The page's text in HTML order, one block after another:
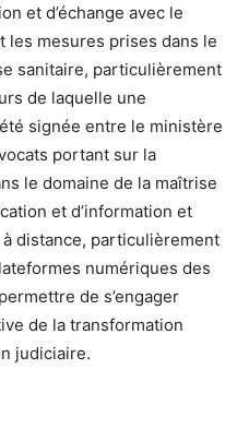
et d’échange avec le
les mesures prises dans le
sanitaire, particulièrement
de laquelle une
signée entre le ministère
portant sur la
le domaine de la maîtrise
et d’information et
distance, particulièrement
numériques des
de s’engager
de la transformation
judiciaire.